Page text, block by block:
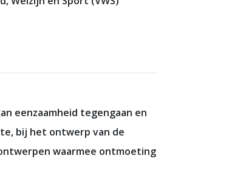
eenzaamheid tegengaan en
bij het ontwerp van de
waarmee ontmoeting